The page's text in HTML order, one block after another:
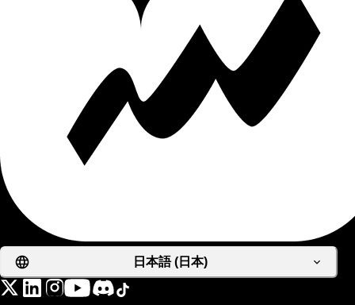
日本語 (日本)